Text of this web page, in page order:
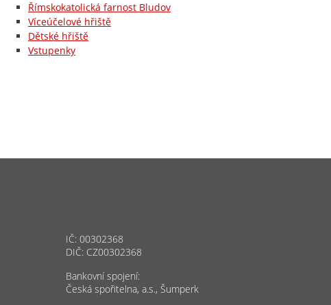
Římskokatolická farnost Bludov
Víceúčelové hřiště
Dětské hřiště
Vstupenky
IČ: 00302368
DIČ: CZ00302368
Bankovní spojení:
Česká spořitelna, a.s., Šumperk